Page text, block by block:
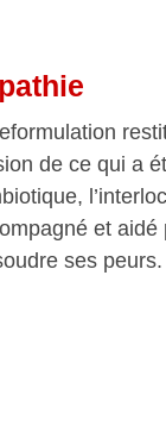
de ce qui a
et
ses peurs.